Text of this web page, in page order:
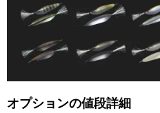
オプションの値段詳細